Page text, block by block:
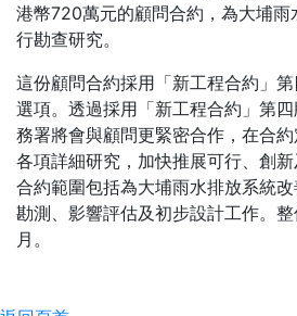
港幣720萬元的顧問合約，為大埔雨
行勘查研究。
這份顧問合約採用「新工程合約」
選項。透過採用「新工程合約」第
務署將會與顧問更緊密合作，在合
各項詳細研究，加快推展可行、創新
合約範圍包括為大埔雨水排放系統
勘測、影響評估及初步設計工作。
月。